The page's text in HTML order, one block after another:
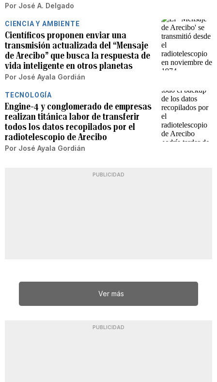
Por José A. Delgado
CIENCIA Y AMBIENTE
Científicos proponen enviar una
transmisión actualizada del “Mensaje
de Arecibo” que busca la respuesta de
vida inteligente en otros planetas
Por José Ayala Gordián
TECNOLOGÍA
Engine-4 y conglomerado de empresas
realizan titánica labor de transferir
todos los datos recopilados por el
radiotelescopio de Arecibo
Por José Ayala Gordián
PUBLICIDAD
Ver más
PUBLICIDAD